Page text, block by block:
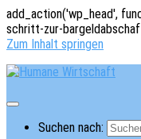
add_action('wp_head',
schritt-zur-
Zum Inhalt springen
Suchen nach: